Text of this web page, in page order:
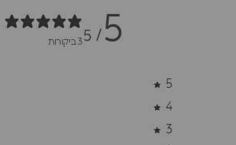
5
/ 5 3 ביקורות
5
4
3